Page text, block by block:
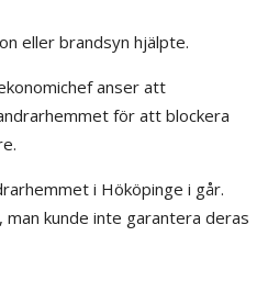
eller brandsyn hjälpte.
anser att
för att blockera
i Hököpinge i går.
kunde inte garantera deras